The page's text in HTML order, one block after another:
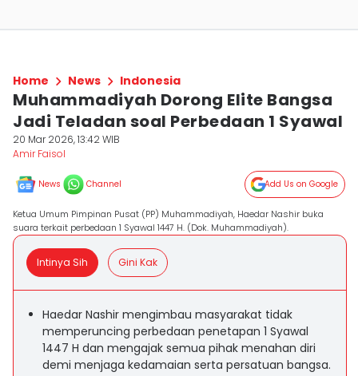
Home News Indonesia
Muhammadiyah Dorong Elite Bangsa
Jadi Teladan soal Perbedaan 1 Syawal
20 Mar 2026, 13:42 WIB
Amir Faisol
News Channel Add Us on Google
Ketua Umum Pimpinan Pusat (PP) Muhammadiyah, Haedar Nashir buka
suara terkait perbedaan 1 Syawal 1447 H. (Dok. Muhammadiyah).
Intinya Sih Gini Kak
Haedar Nashir mengimbau masyarakat tidak
memperuncing perbedaan penetapan 1 Syawal
1447 H dan mengajak semua pihak menahan diri
demi menjaga kedamaian serta persatuan bangsa.